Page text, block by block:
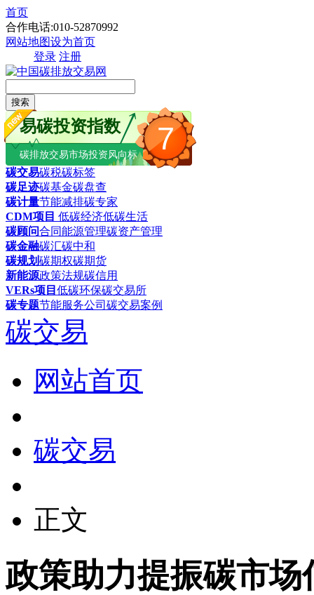
首页
合作电话:010-52870992
网站地图设为首页
登录 注册
搜索
7
易碳投资指数
碳排放交易市场投资风向标
碳交易碳税碳标签
碳足迹碳基金碳盘查
碳计量节能减排碳专家
CDM项目 低碳经济低碳生活
碳顾问合同能源管理碳资产管理
碳金融碳汇碳中和
碳规划碳期权碳期货
新能源政策法规碳信用
VERs项目 低碳环保碳交易所
碳专题节能服务公司 碳交易案例
碳交易
网站首页
碳交易
正文
政策助力提振碳市